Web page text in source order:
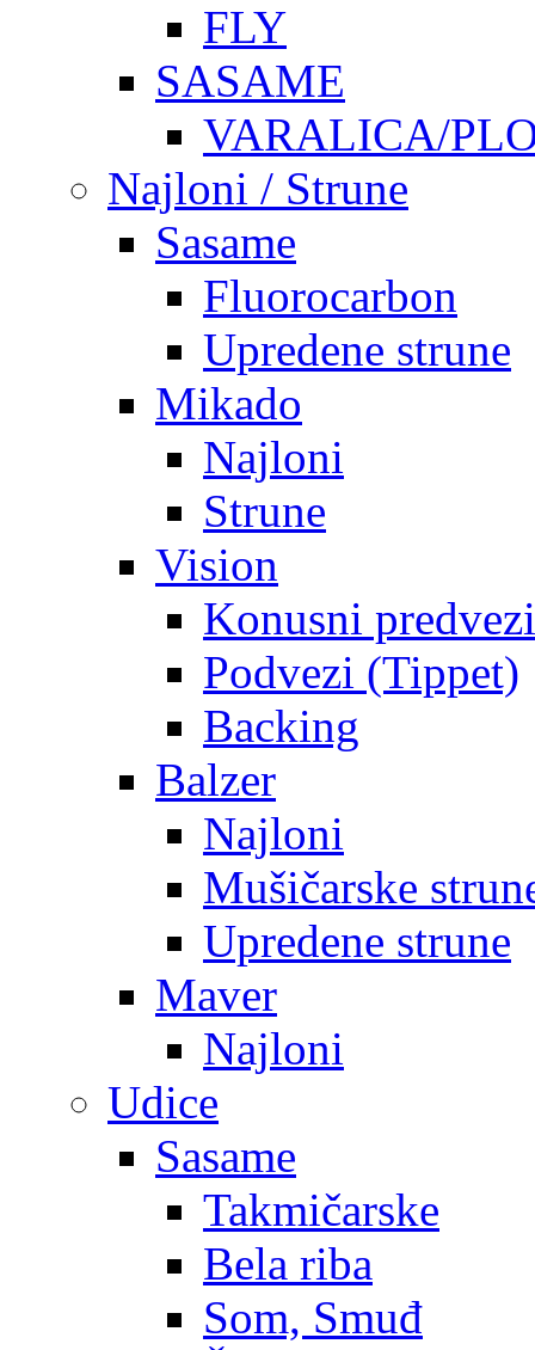
FLY
SASAME
VARALICA/
Najloni / Strune
Sasame
Fluorocarbon
Upredene strune
Mikado
Najloni
Strune
Vision
Konusni predvezi
Podvezi (Tippet)
Backing
Balzer
Najloni
Mušičarske
Upredene strune
Maver
Najloni
Udice
Sasame
Takmičarske
Bela riba
Som, Smuđ